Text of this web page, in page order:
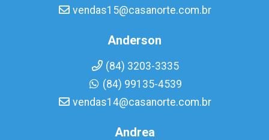
vendas15@casanorte.com.br
Anderson
(84) 3203-3335
(84) 99135-4539
vendas14@casanorte.com.br
Andrea